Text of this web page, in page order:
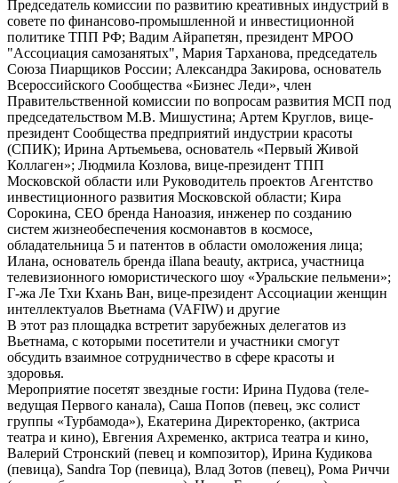
Председатель комиссии по развитию креативных индустрий в
совете по финансово-промышленной и инвестиционной
политике ТПП РФ; Вадим Айрапетян, президент МРОО
"Ассоциация самозанятых", Мария Тарханова, председатель
Союза Пиарщиков России; Александра Закирова, основатель
Всероссийского Сообщества «Бизнес Леди», член
Правительственной комиссии по вопросам развития МСП под
председательством М.В. Мишустина; Артем Круглов, вице-
президент Сообщества предприятий индустрии красоты
(СПИК); Ирина Артьемьева, основатель «Первый Живой
Коллаген»; Людмила Козлова, вице-президент ТПП
Московской области или Руководитель проектов Агентство
инвестиционного развития Московской области; Кира
Сорокина, СЕО бренда Наноазия, инженер по созданию
систем жизнеобеспечения космонавтов в космосе,
обладательница 5 и патентов в области омоложения лица;
Илана, основатель бренда iIlana beauty, актриса, участница
телевизионного юмористического шоу «Уральские пельмени»;
Г-жа Ле Тхи Кхань Ван, вице-президент Ассоциации женщин
интеллектуалов Вьетнама (VAFIW) и другие
В этот раз площадка встретит зарубежных делегатов из
Вьетнама, с которыми посетители и участники смогут
обсудить взаимное сотрудничество в сфере красоты и
здоровья.
Мероприятие посетят звездные гости: Ирина Пудова (теле-
ведущая Первого канала), Саша Попов (певец, экс солист
группы «Турбамода»), Екатерина Директоренко, (актриса
театра и кино), Евгения Ахременко, актриса театра и кино,
Валерий Стронский (певец и композитор), Ирина Кудикова
(певица), Sandra Top (певица), Влад Зотов (певец), Рома Риччи